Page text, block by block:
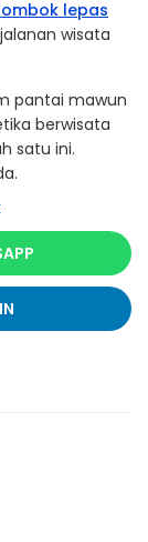
lepas
wisata
pantai mawun
berwisata
satu ini.